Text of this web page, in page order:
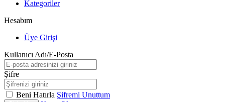
Kategoriler
Hesabım
Üye Girişi
Kullanıcı Adı/E-Posta
Şifre
Beni Hatırla Şifremi Unuttum